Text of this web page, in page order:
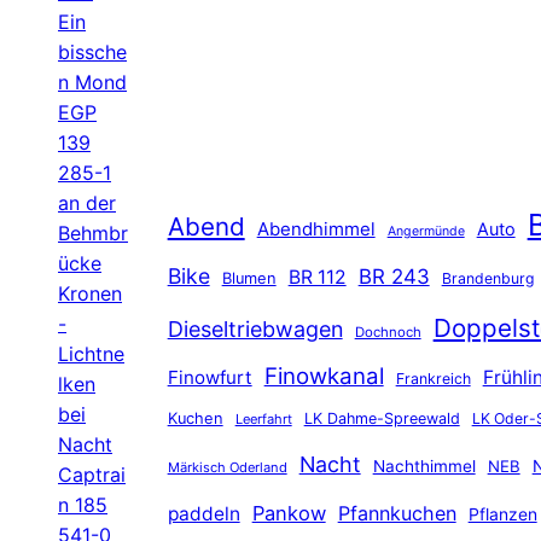
Ein
bissche
n Mond
EGP
139
285-1
an der
Behmbr
ücke
Kronen
-
Lichtne
lken
bei
Nacht
Captrai
n 185
541-0
Abend Abendhimmel Angermünde Auto
Bike Blumen BR 112 BR 243 Brandenburg
Dieseltriebwagen Dochnoch
Finowfurt Finowkanal Frankreich
Kuchen Leerfahrt LK Dahme-Spreewald LK Oder-
Märkisch Oderland Nacht Nachthimmel NEB
paddeln Pankow Pfannkuchen Pflanzen